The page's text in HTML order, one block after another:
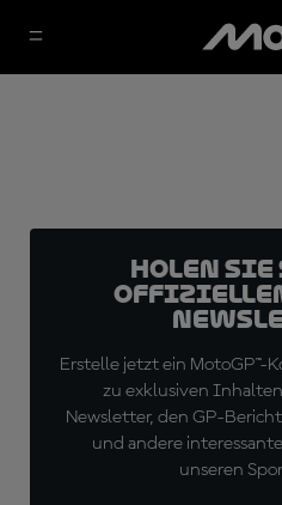
Holen Sie
offiziellen
Erstelle jetzt ein MotoGP™-
zu exklusiven
Newsletter, den GP-
und andere
unseren